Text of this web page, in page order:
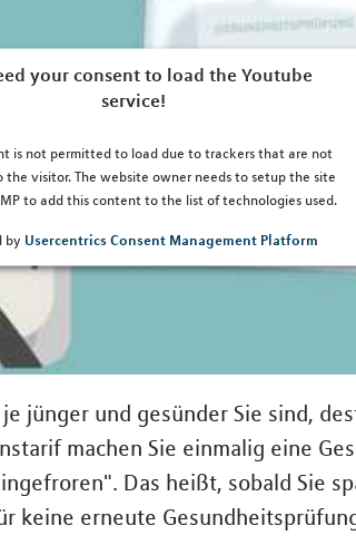
your consent to load the Youtube
service!
is not permitted to load due to trackers that are not
the visitor. The website owner needs to setup the site
to add this content to the list of technologies used.
by Usercentrics Consent Management Platform
jünger und gesünder Sie sind,
machen Sie einmalig eine
Das heißt, sobald Sie
keine erneute